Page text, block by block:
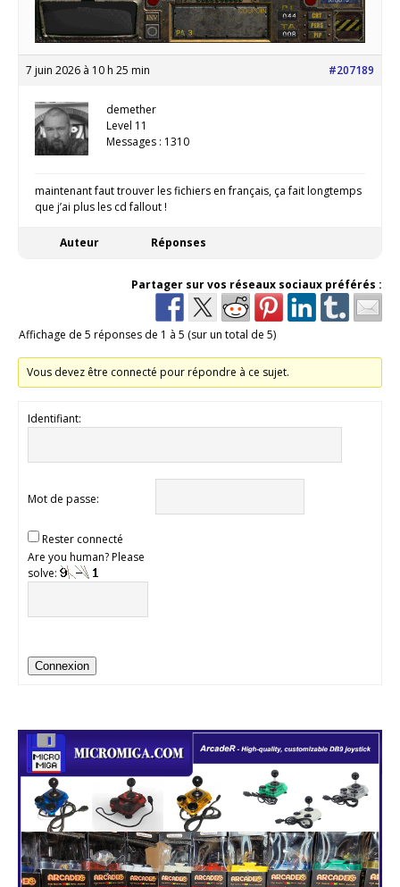
7 juin 2026 à 10 h 25 min #207189
demether
Level 11
Messages : 1310
maintenant faut trouver les fichiers en français, ça fait longtemps
que j’ai plus les cd fallout !
Auteur Réponses
Partager sur vos réseaux sociaux préférés :
Affichage de 5 réponses de 1 à 5 (sur un total de 5)
Vous devez être connecté pour répondre à ce sujet.
Identifiant:
Mot de passe:
Rester connecté
Are you human? Please
solve:
Connexion